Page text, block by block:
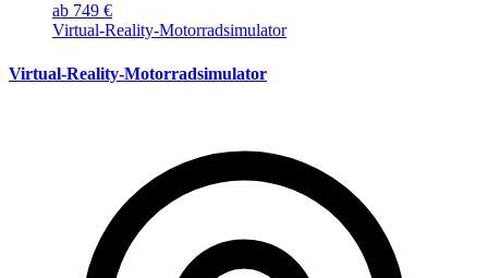
ab 749 €
Virtual-Reality-Motorradsimulator
Virtual-Reality-Motorradsimulator